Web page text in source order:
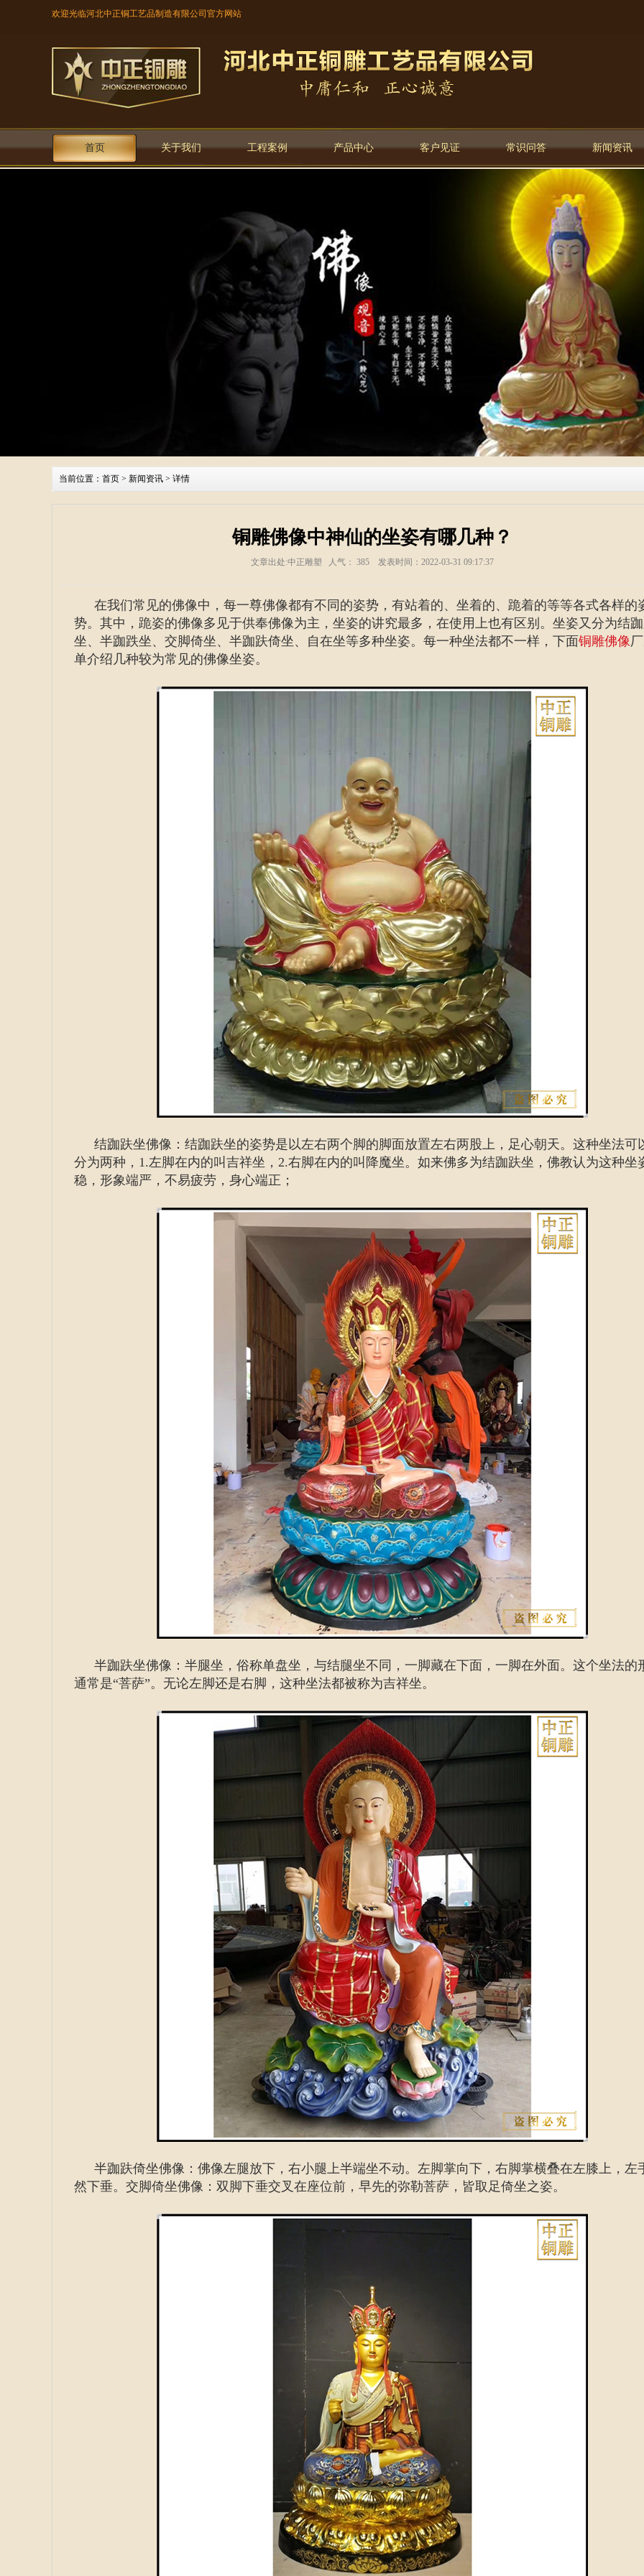
欢迎光临河北中正铜工艺品制造有限公司官方网站
首页 关于我们 工程案例 产品中心 客户见证 常识问答 新闻资讯
当前位置： 首页 > 新闻资讯 > 详情
铜雕佛像中神仙的坐姿有哪几种？
文章出处:中正雕塑 人气： 385 发表时间：2022-03-31 09:17:37
在我们常见的佛像中，每一尊佛像都有不同的姿势，有站着的、坐着的、跪着的等等各式各样的
势。其中，跪姿的佛像多见于供奉佛像为主，坐姿的讲究最多，在使用上也有区别。坐姿又分为结
坐、半跏跌坐、交脚倚坐、半跏趺倚坐、自在坐等多种坐姿。每一种坐法都不一样，下面铜雕佛像
单介绍几种较为常见的佛像坐姿。
结跏趺坐佛像：结跏趺坐的姿势是以左右两个脚的脚面放置左右两股上，足心朝天。这种坐法可
分为两种，1.左脚在内的叫吉祥坐，2.右脚在内的叫降魔坐。如来佛多为结跏趺坐，佛教认为这种坐
稳，形象端严，不易疲劳，身心端正；
半跏趺坐佛像：半腿坐，俗称单盘坐，与结腿坐不同，一脚藏在下面，一脚在外面。这个坐法的
通常是“菩萨”。无论左脚还是右脚，这种坐法都被称为吉祥坐。
半跏趺倚坐佛像：佛像左腿放下，右小腿上半端坐不动。左脚掌向下，右脚掌横叠在左膝上，左
然下垂。交脚倚坐佛像：双脚下垂交叉在座位前，早先的弥勒菩萨，皆取足倚坐之姿。